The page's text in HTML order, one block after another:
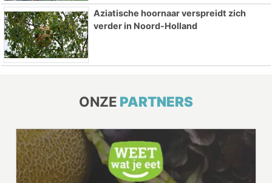
Aziatische hoornaar verspreidt zich
verder in Noord-Holland
ONZE PARTNERS